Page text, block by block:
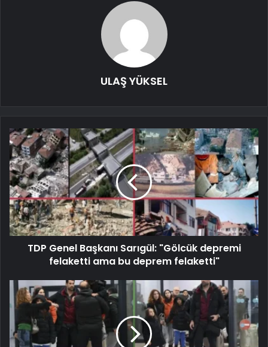
ULAŞ YÜKSEL
TDP Genel Başkanı Sarıgül: "Gölcük depremi
felaketti ama bu deprem felaketti"